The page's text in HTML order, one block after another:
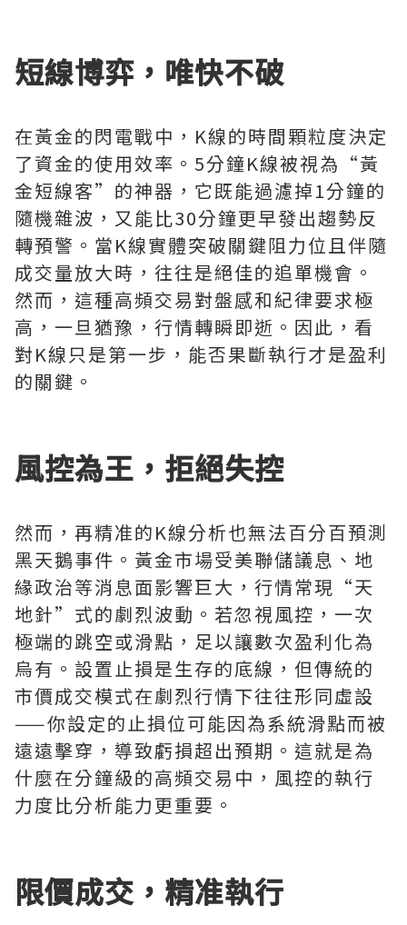
短線博弈，唯快不破
在黃金的閃電戰中，K線的時間顆粒度決定
了資金的使用效率。5分鐘K線被視為“黃
金短線客”的神器，它既能過濾掉1分鐘的
隨機雜波，又能比30分鐘更早發出趨勢反
轉預警。當K線實體突破關鍵阻力位且伴隨
成交量放大時，往往是絕佳的追單機會。
然而，這種高頻交易對盤感和紀律要求極
高，一旦猶豫，行情轉瞬即逝。因此，看
對K線只是第一步，能否果斷執行才是盈利
的關鍵。
風控為王，拒絕失控
然而，再精准的K線分析也無法百分百預測
黑天鵝事件。黃金市場受美聯儲議息、地
緣政治等消息面影響巨大，行情常現“天
地針”式的劇烈波動。若忽視風控，一次
極端的跳空或滑點，足以讓數次盈利化為
烏有。設置止損是生存的底線，但傳統的
市價成交模式在劇烈行情下往往形同虛設
——你設定的止損位可能因為系統滑點而被
遠遠擊穿，導致虧損超出預期。這就是為
什麼在分鐘級的高頻交易中，風控的執行
力度比分析能力更重要。
限價成交，精准執行